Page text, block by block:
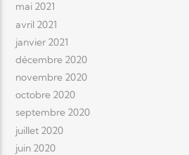
mai 2021
avril 2021
janvier 2021
décembre 2020
novembre 2020
octobre 2020
septembre 2020
juillet 2020
juin 2020